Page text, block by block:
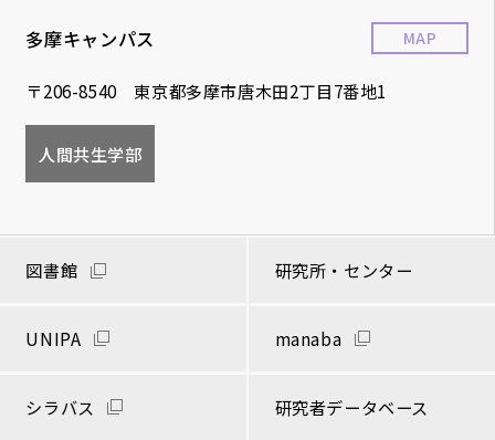
多摩キャンパス
〒206-8540 東京都多摩市唐木田2丁目7番地1
MAP
人間共生学部
図書館 研究所・センター
UNIPA manaba
シラバス 研究者データベース